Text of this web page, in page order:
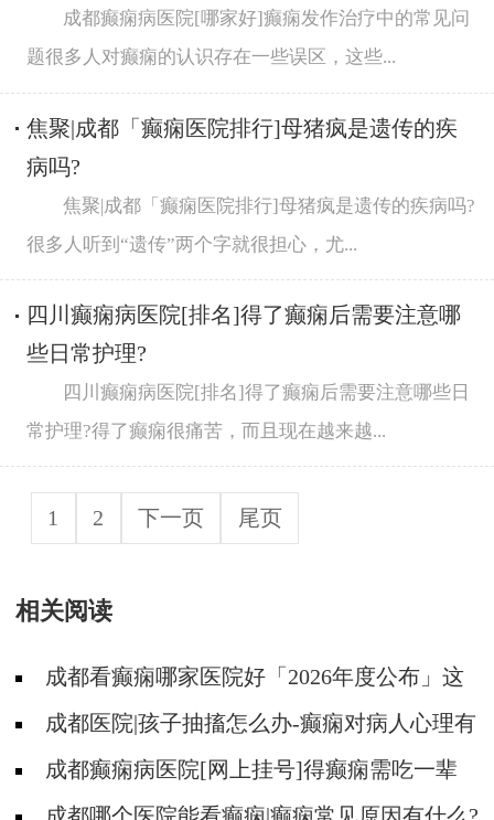
成都癫痫病医院[哪家好]癫痫发作治疗中的常见问
题很多人对癫痫的认识存在一些误区，这些...
焦聚|成都「癫痫医院排行]母猪疯是遗传的疾
病吗?
焦聚|成都「癫痫医院排行]母猪疯是遗传的疾病吗?
很多人听到“遗传”两个字就很担心，尤...
四川癫痫病医院[排名]得了癫痫后需要注意哪
些日常护理?
四川癫痫病医院[排名]得了癫痫后需要注意哪些日
常护理?得了癫痫很痛苦，而且现在越来越...
1 2 下一页 尾页
相关阅读
成都看癫痫哪家医院好「2026年度公布」这
些遗传病可能伴有癫痫发生
成都医院|孩子抽搐怎么办-癫痫对病人心理有
影响吗?
成都癫痫病医院[网上挂号]得癫痫需吃一辈